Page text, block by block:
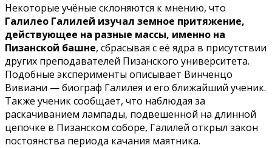
Некоторые учёные склоняются к мнению, что
Галилео Галилей изучал земное притяжение,
действующее на разные массы, именно на
Пизанской башне, сбрасывая с её ядра в присутствии
других преподавателей Пизанского университета.
Подобные эксперименты описывает Винченцо
Вивиани — биограф Галилея и его ближайший ученик.
Также ученик сообщает, что наблюдая за
раскачиванием лампады, подвешенной на длинной
цепочке в Пизанском соборе, Галилей открыл закон
постоянства периода качания маятника.